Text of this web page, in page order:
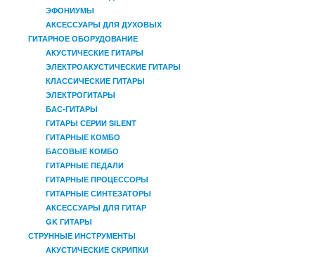
ЭФОНИУМЫ
АКСЕССУАРЫ ДЛЯ ДУХОВЫХ
ГИТАРНОЕ ОБОРУДОВАНИЕ
АКУСТИЧЕСКИЕ ГИТАРЫ
ЭЛЕКТРОАКУСТИЧЕСКИЕ ГИТАРЫ
КЛАССИЧЕСКИЕ ГИТАРЫ
ЭЛЕКТРОГИТАРЫ
БАС-ГИТАРЫ
ГИТАРЫ СЕРИИ SILENT
ГИТАРНЫЕ КОМБО
БАСОВЫЕ КОМБО
ГИТАРНЫЕ ПЕДАЛИ
ГИТАРНЫЕ ПРОЦЕССОРЫ
ГИТАРНЫЕ СИНТЕЗАТОРЫ
АКСЕССУАРЫ ДЛЯ ГИТАР
GK ГИТАРЫ
СТРУННЫЕ ИНСТРУМЕНТЫ
АКУСТИЧЕСКИЕ СКРИПКИ